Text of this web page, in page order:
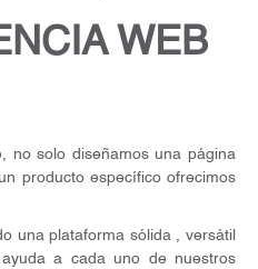
WEB
no solo diseñamos una página
producto específico ofrecimos
una plataforma sólida , versátil
a cada uno de nuestros